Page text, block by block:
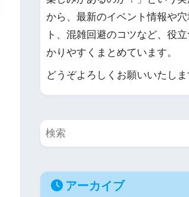
から、最新のイベント情報や穴
ト、混雑回避のコツなど、役
かりやすくまとめています。
どうぞよろしくお願いいたしま
アーカイブ